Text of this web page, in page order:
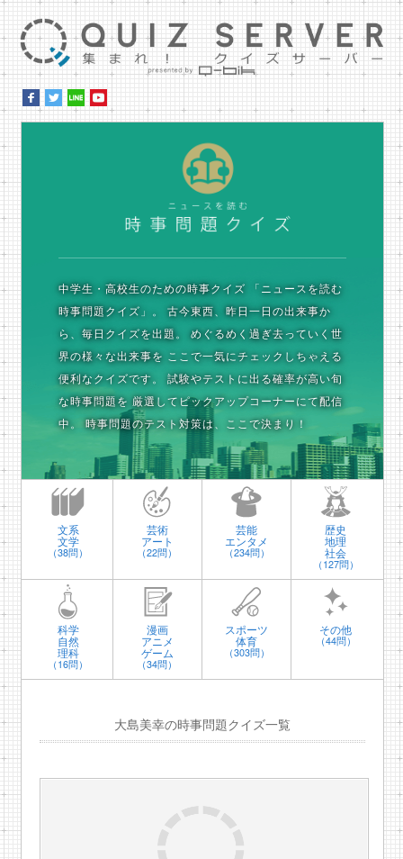
中学生・高校生のための時事クイズ 「ニュースを読む
時事問題クイズ」。
古今東西、昨日一日の出来事か
ら、毎日クイズを出題。
めぐるめく過ぎ去っていく世
界の様々な出来事を ここで一気にチェックしちゃえる
便利なクイズです。
試験やテストに出る確率が高い旬
な時事問題を 厳選してピックアップコーナーにて配信
中。
時事問題のテスト対策は、ここで決まり！
文系
文学
（38問）
芸術
アート
（22問）
芸能
エンタメ
（234問）
歴史
地理
社会
（127問）
科学
自然
理科
（16問）
漫画
アニメ
ゲーム
（34問）
スポーツ
体育
（303問）
その他
（44問）
大島美幸の時事問題クイズ一覧